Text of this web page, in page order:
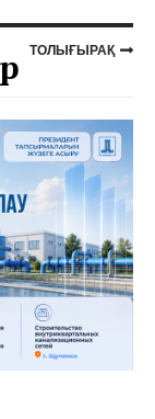
ТОЛЫҒЫРАҚ